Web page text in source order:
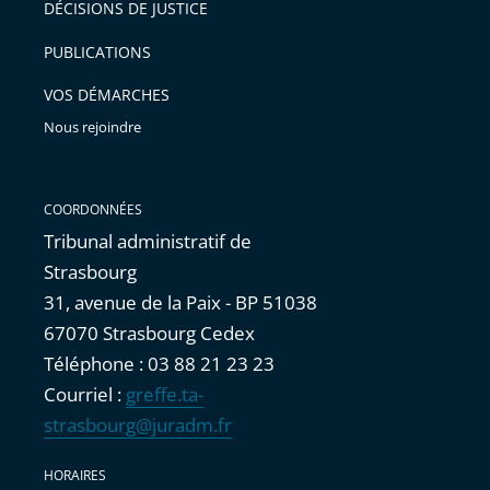
avant
DÉCISIONS DE JUSTICE
PUBLICATIONS
VOS DÉMARCHES
Nous rejoindre
COORDONNÉES
Tribunal administratif de
Strasbourg
31, avenue de la Paix - BP 51038
67070 Strasbourg Cedex
Téléphone : 03 88 21 23 23
Courriel : greffe.ta-
strasbourg@juradm.fr
HORAIRES